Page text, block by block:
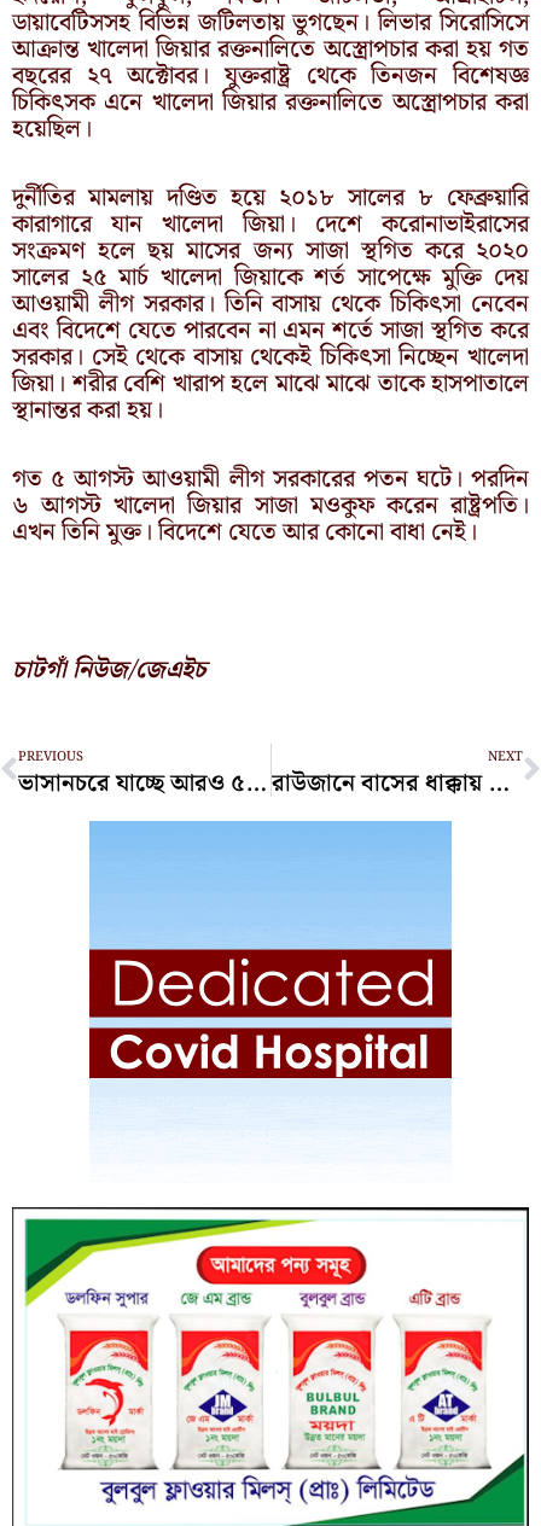
ডায়াবেটিসসহ বিভিন্ন জটিলতায় ভুগছেন। লিভার সিরোসিসে
আক্রান্ত খালেদা জিয়ার রক্তনালিতে অস্ত্রোপচার করা হয় গত
বছরের ২৭ অক্টোবর। যুক্তরাষ্ট্র থেকে তিনজন বিশেষজ্ঞ
চিকিৎসক এনে খালেদা জিয়ার রক্তনালিতে অস্ত্রোপচার করা
হয়েছিল।
দুর্নীতির মামলায় দণ্ডিত হয়ে ২০১৮ সালের ৮ ফেব্রুয়ারি
কারাগারে যান খালেদা জিয়া। দেশে করোনাভাইরাসের
সংক্রমণ হলে ছয় মাসের জন্য সাজা স্থগিত করে ২০২০
সালের ২৫ মার্চ খালেদা জিয়াকে শর্ত সাপেক্ষে মুক্তি দেয়
আওয়ামী লীগ সরকার। তিনি বাসায় থেকে চিকিৎসা নেবেন
এবং বিদেশে যেতে পারবেন না এমন শর্তে সাজা স্থগিত করে
সরকার। সেই থেকে বাসায় থেকেই চিকিৎসা নিচ্ছেন খালেদা
জিয়া। শরীর বেশি খারাপ হলে মাঝে মাঝে তাকে হাসপাতালে
স্থানান্তর করা হয়।
গত ৫ আগস্ট আওয়ামী লীগ সরকারের পতন ঘটে। পরদিন
৬ আগস্ট খালেদা জিয়ার সাজা মওকুফ করেন রাষ্ট্রপতি।
এখন তিনি মুক্ত। বিদেশে যেতে আর কোনো বাধা নেই।
চাটগাঁ নিউজ/জেএইচ
Prev
PREVIOUS
ভাসানচরে যাচ্ছে আরও ৫ শতাধিক রোহিঙ্গা
NEXT
রাউজানে বাসের ধাক্কায় শিক্ষার্থীর মৃত্যু, সড়ক অবরোধ